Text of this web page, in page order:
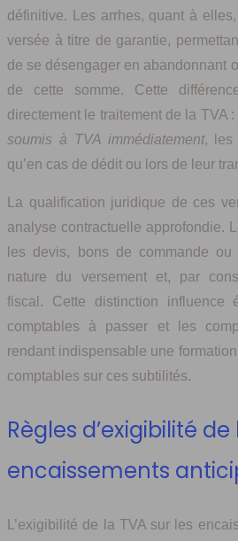
définitive. Les arrhes, quant à
versée à titre de garantie,
de se désengager en abandonnant
de cette somme. Cette
directement le traitement de la TVA :
soumis à TVA immédiatement, les
qu’en cas de dédit ou lors de leur
La qualification juridique de ces
analyse contractuelle approfondie.
les devis, bons de commande ou
nature du versement et, par
fiscal. Cette distinction influence
comptables à passer et les
rendant indispensable une
comptables sur ces subtilités.
Règles d’exigibilité de
encaissements
L’exigibilité de la TVA sur les